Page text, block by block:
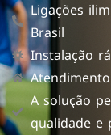
Ligações
Brasil
Instalação
A solução
qualidade e